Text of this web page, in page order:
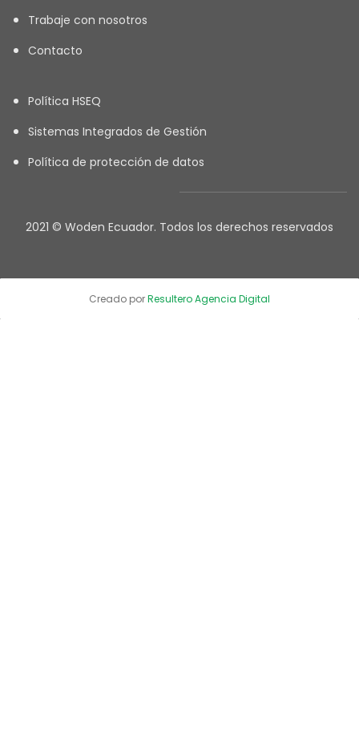
Trabaje con nosotros
Contacto
Política HSEQ
Sistemas Integrados de Gestión
Política de protección de datos
2021 © Woden Ecuador. Todos los derechos reservados
Creado porResultero Agencia Digital